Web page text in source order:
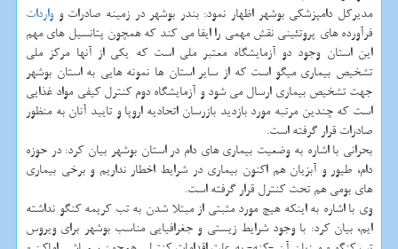
مدیركل دامپزشكی بوشهر اظهار نمود: بندر بوشهر در زمینه صادرات وواردات
فرآورده های پروتئینی نقش مهمی را ایفا می كند كه همچون پتانسیل های مهم
این استان وجود دو آزمایشگاه معتبر ملی است كه یكی از آنها مركز ملی
تشخیص بیماری میگو است كه از سایر استان ها نمونه هایی به استان بوشهر
جهت تشخیص بیماری ارسال می شود و آزمایشگاه دوم كنترل كیفی مواد غذایی
است كه چندین مرتبه مورد بازدید بازرسان اتحادیه اروپا و تایید آنان به منظور
صادرات قرار گرفته است.
بحرانی با اشاره به وضعیت بیماری های دام در استان بوشهر بیان كرد: در حوزه
دام، طیور و آبزیان هم اكنون بیماری در شرایط اخطار نداریم و برخی بیماری
های بومی هم تحت كنترل قرار گرفته است.
وی با اشاره به اینكه هیچ مورد مثبتی از مبتلا شدن به تب كریمه كنگو نداشته
ایم، بیان كرد: با وجود شرایط زیستی و جغرافیایی مناسب بوشهر برای ویروس